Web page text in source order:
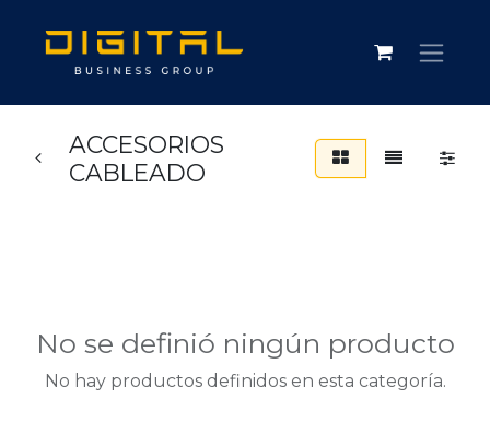
ACCESORIOS
CABLEADO
No se definió ningún producto
No hay productos definidos en esta categoría.